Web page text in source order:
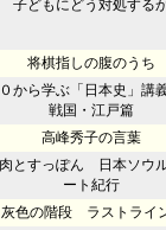
子どもにどう対処する
将棋指しの腹のうち
０から学ぶ「日本史」
戦国・江戸篇
高峰秀子の言葉
肉とすっぽん 日本ソウ
ート紀行
灰色の階段 ラストライ